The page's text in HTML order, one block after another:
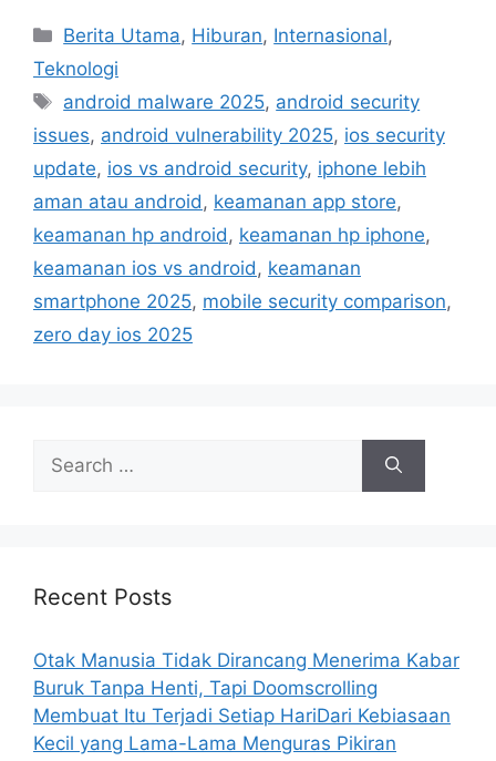
C
a
e
g
o
r
i
s
Berita Utama, Hiburan, Internasional,
Teknologi
T
a
s
android malware 2025, android security
issues, android vulnerability 2025, ios security
update, ios vs android security, iphone lebih
aman atau android, keamanan app store,
keamanan hp android, keamanan hp iphone,
keamanan ios vs android, keamanan
smartphone 2025, mobile security comparison,
zero day ios 2025
h
r
:
Recent Posts
Otak Manusia Tidak Dirancang Menerima Kabar
Buruk Tanpa Henti, Tapi Doomscrolling
Membuat Itu Terjadi Setiap HariDari Kebiasaan
Kecil yang Lama-Lama Menguras Pikiran